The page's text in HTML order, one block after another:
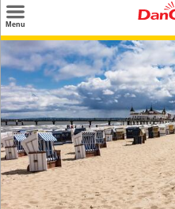
Menu
Tilbud
Inspirasjon
Info
Service
Kontakt